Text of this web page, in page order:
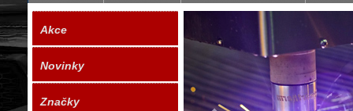
Previous
Akce
Novinky
Značky